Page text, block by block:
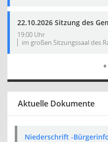
22.10.2026 Sitzung des
19:00 Uhr
im großen Sitzungssaal des
Aktuelle Dokumente
Niederschrift -